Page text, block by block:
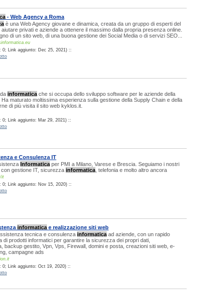
- Web Agency a Roma
è una Web Agency giovane e dinamica, creata da un gruppo di esperti del
privati e aziende a ottenere il massimo dalla propria presenza online.
di un sito web, di una buona gestione dei Social Media o di servizi SEO...
0; Link aggiunto: Dec 25, 2021) ::
informatica che si occupa dello sviluppo software per le aziende della
maturato moltissima esperienza sulla gestione della Supply Chain e della
di più visita il sito web kyklos.it.
0; Link aggiunto: Mar 29, 2021) ::
e Consulenza IT
Informatica per PMI a Milano, Varese e Brescia. Seguiamo i nostri
gestione IT, sicurezza informatica , telefonia e molto altro ancora
it
0; Link aggiunto: Nov 15, 2020) ::
informatica e realizzazione siti web
tecnica e consulenza informatica ad aziende, con un rapido
di prodotti informatici per garantire la sicurezza dei propri dati,
backup gestito, Vpn, Vps, Firewall, domini e posta, creazioni siti web, e-
campagne ads
0; Link aggiunto: Oct 19, 2020) ::